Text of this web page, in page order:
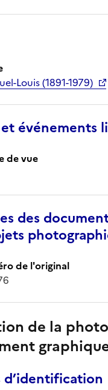
Louis (1891-1979)
événements
de vue
des
de l'original
de la
d’identification